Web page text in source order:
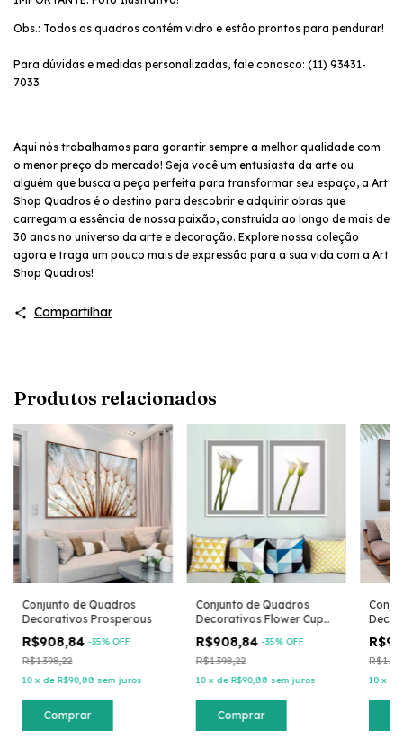
Obs.: Todos os quadros contém vidro e estão prontos para pendurar!
Para dúvidas e medidas personalizadas, fale conosco: (11) 93431-
7033
Aqui nós trabalhamos para garantir sempre a melhor qualidade com
o menor preço do mercado! Seja você um entusiasta da arte ou
alguém que busca a peça perfeita para transformar seu espaço, a Art
Shop Quadros é o destino para descobrir e adquirir obras que
carregam a essência de nossa paixão, construída ao longo de mais de
30 anos no universo da arte e decoração. Explore nossa coleção
agora e traga um pouco mais de expressão para a sua vida com a Art
Shop Quadros!
Compartilhar
Produtos relacionados
Conjunto de Quadros
Decorativos Prosperous
R$908,84-35% OFF
R$1.398,22
10 x de R$90,88 sem juros
Comprar
Conjunto de Quadros
Decorativos Flower Cup
Milk
R$908,84-35% OFF
R$1.398,22
10 x de R$90,88 sem juros
Comprar
10 x